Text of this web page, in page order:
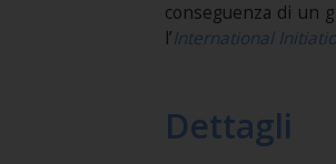
conseguenza di un
l’International
Dettagli